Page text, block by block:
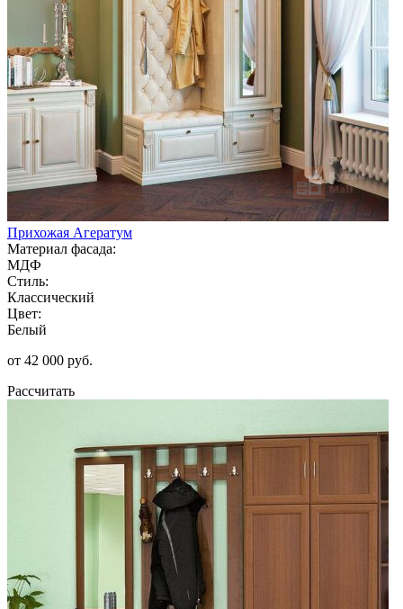
Прихожая Агератум
Материал фасада:
МДФ
Стиль:
Классический
Цвет:
Белый
от 42 000 руб.
Рассчитать